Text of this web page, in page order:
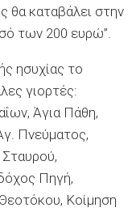
θα καταβάλει στην
των 200 ευρώ”.
ησυχίας το
γιορτές:
Άγια Πάθη,
Πνεύματος,
Πηγή,
Κοίμηση